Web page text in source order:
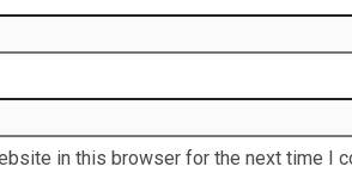
in this browser for the next time I